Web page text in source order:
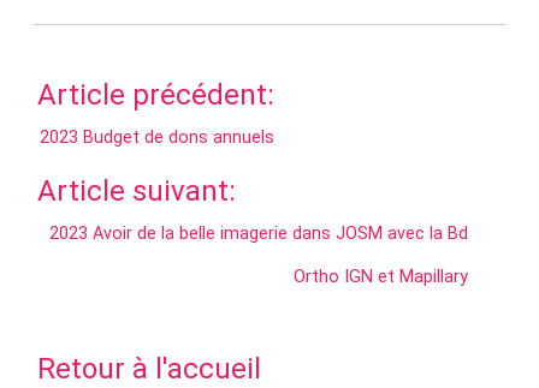
Article précédent:
2023 Budget de dons annuels
Article suivant:
2023 Avoir de la belle imagerie dans JOSM avec la Bd
Ortho IGN et Mapillary
Retour à l'accueil